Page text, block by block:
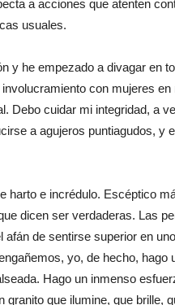
a acciones que atenten
usuales.
y he empezado a divagar en
con mujeres en
Debo cuidar mi integridad, a
a agujeros puntiagudos, y
harto e incrédulo. Escéptico
dicen ser verdaderas. Las
de sentirse superior en
yo, de hecho, hago
Hago un inmenso
que ilumine, que brille,